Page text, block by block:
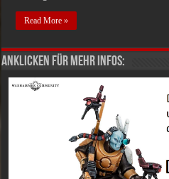
Read More »
Anklicken für mehr Infos: